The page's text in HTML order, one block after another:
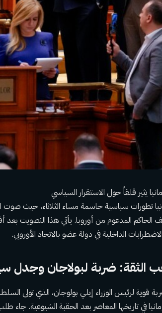
يثير قلقاً حول الاستقرار السياسي
تطورات سياسية حاسمة مساء الثلاثاء، حيث صوت
الحاكم المدعوم من أوروبا. يأتي هذا التصويت
الداخلية في دولة عضو بالاتحاد الأوروبي.
الثقة: ضربة لبولاجان وجدل
لرئيس الوزراء إيلي بولوجان، الذي تولى
في تاريخها المعاصر بعد الحقبة الشيوعية.